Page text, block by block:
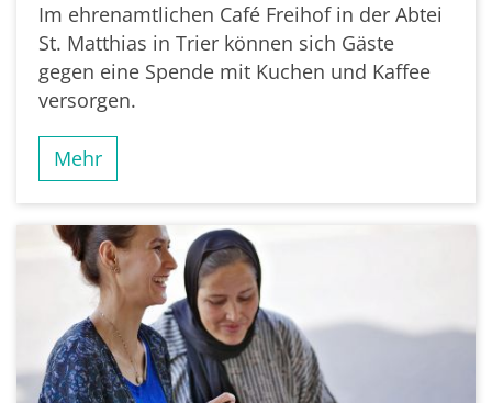
Im ehrenamtlichen Café Freihof in der Abtei
St. Matthias in Trier können sich Gäste
gegen eine Spende mit Kuchen und Kaffee
versorgen.
Mehr